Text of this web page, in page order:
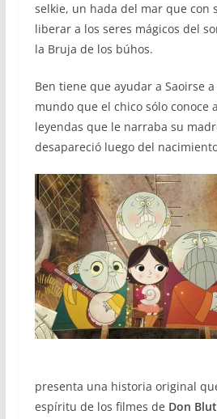
selkie, un hada del mar que con
liberar a los seres mágicos del
la Bruja de los búhos.
Ben tiene que ayudar a Saoirse
mundo que el chico sólo conoce
leyendas que le narraba su
desapareció luego del
presenta una historia original
espíritu de los filmes de Don